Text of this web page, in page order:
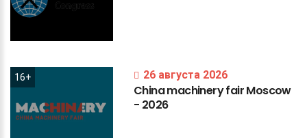
16+ 26 августа 2026
ChinamachineryfairMoscow
- 2026